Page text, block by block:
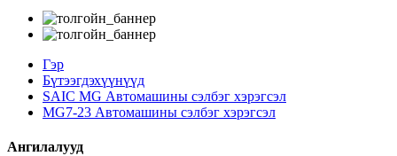
Гэр
Бүтээгдэхүүнүүд
SAIC MG Автомашины сэлбэг хэрэгсэл
MG7-23 Автомашины сэлбэг хэрэгсэл
Ангилалууд